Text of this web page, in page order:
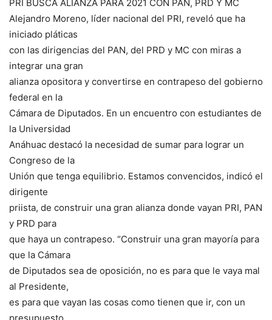
PRI BUSCA ALIANZA PARA 2021 CON PAN, PRD Y MC
Alejandro Moreno, líder nacional del PRI, reveló que ha
iniciado pláticas
con las dirigencias del PAN, del PRD y MC con miras a
integrar una gran
alianza opositora y convertirse en contrapeso del gobierno
federal en la
Cámara de Diputados. En un encuentro con estudiantes de
la Universidad
Anáhuac destacó la necesidad de sumar para lograr un
Congreso de la
Unión que tenga equilibrio. Estamos convencidos, indicó el
dirigente
priista, de construir una gran alianza donde vayan PRI, PAN
y PRD para
que haya un contrapeso. “Construir una gran mayoría para
que la Cámara
de Diputados sea de oposición, no es para que le vaya mal
al Presidente,
es para que vayan las cosas como tienen que ir, con un